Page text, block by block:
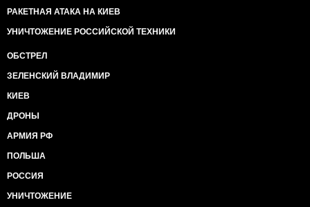
РАКЕТНАЯ АТАКА НА КИЕВ
УНИЧТОЖЕНИЕ РОССИЙСКОЙ ТЕХНИКИ
ОБСТРЕЛ
ЗЕЛЕНСКИЙ ВЛАДИМИР
КИЕВ
ДРОНЫ
АРМИЯ РФ
ПОЛЬША
РОССИЯ
УНИЧТОЖЕНИЕ